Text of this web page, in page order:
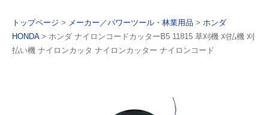
トップページ > メーカー／パワーツール・林業用品 > ホンダ
HONDA> ホンダ ナイロンコードカッターB5 11815 草刈機 刈払機 刈
払い機 ナイロンカッタ ナイロンカッター ナイロンコード